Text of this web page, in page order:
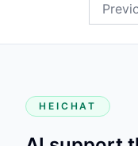
HEICHAT